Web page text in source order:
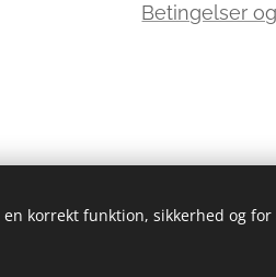
Betingelser
korrekt funktion, sikkerhed og